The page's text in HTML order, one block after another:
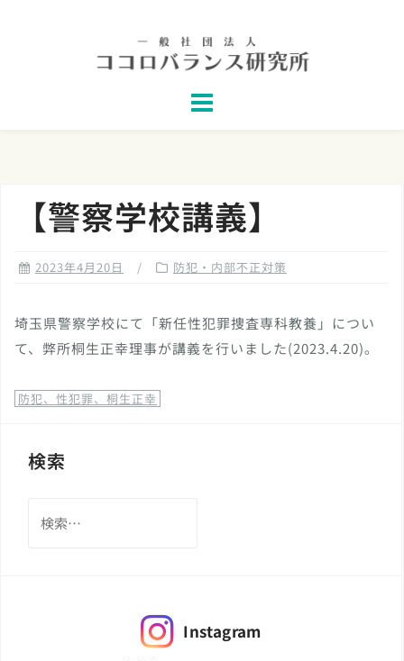
【警察学校講義】
2023年4月20日 防犯・内部不正対策
埼玉県警察学校にて「新任性犯罪捜査専科教養」につい
て、弊所桐生正幸理事が講義を行いました(2023.4.20)。
防犯、性犯罪、桐生正幸
検索
索:
Instagram